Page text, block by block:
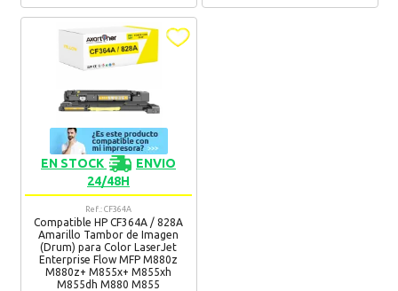
EN STOCK
ENVIO
24/48H
Ref.: CF364A
Compatible HP CF364A / 828A
Amarillo Tambor de Imagen
(Drum) para Color LaserJet
Enterprise Flow MFP M880z
M880z+ M855x+ M855xh
M855dh M880 M855